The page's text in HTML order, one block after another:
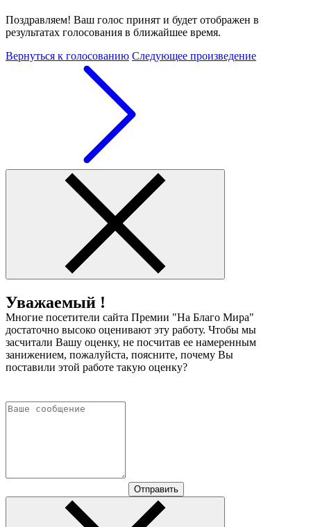
Поздравляем! Ваш голос принят и будет отображен в
результатах голосования в ближайшее время.
Вернуться к голосованию Следующее произведение
Уважаемый !
Многие посетители сайта Премии "На Благо Мира"
достаточно высоко оценивают эту работу. Чтобы мы
засчитали Вашу оценку, не посчитав ее намеренным
занижением, пожалуйста, поясните, почему Вы
поставили этой работе такую оценку?
Отправить